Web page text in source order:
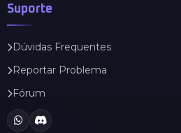
Suporte
Dúvidas Frequentes
Reportar Problema
Fórum